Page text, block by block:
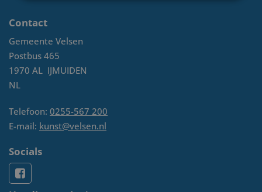
Contact
Gemeente Velsen
Postbus 465
1970 AL IJMUIDEN
NL
Telefoon: 0255-567 200
E-mail: kunst@velsen.nl
Socials